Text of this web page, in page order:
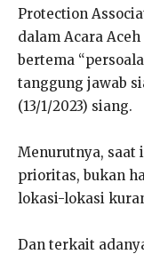
Protection
dalam Acara
bertema
tanggung jawab
(13/1/2023) siang.
Menurutnya, saat
prioritas, bukan
lokasi-lokasi
Dan terkait